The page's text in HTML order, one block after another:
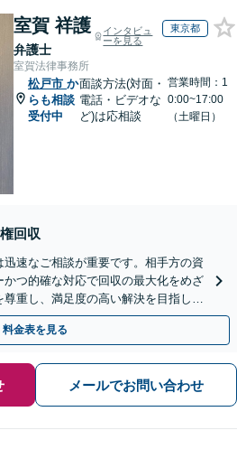
室賀 祥護
弁護士
インタビュ
ーを見る
東京都
室賀法律事務所
松戸市 か
らも相談
受付中
面談方法(対面・
電話・ビデオな
ど)は応相談
営業時間：1
0:00~17:00
（土曜日）
回収
迅速なご相談が重要です。相手方の資
つ的確な対応で回収の最大化をめざ
重し、満足度の高い解決を目指しま
料金表を見る
メールでお問い合わせ